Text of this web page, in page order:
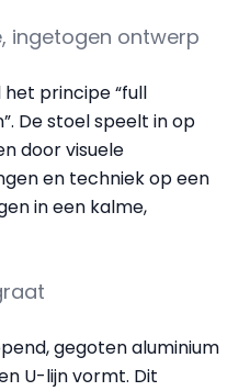
ingetogen ontwerp
principe “full
De stoel speelt in op
door visuele
en techniek op een
in een kalme,
gegoten aluminium
U-lijn vormt. Dit